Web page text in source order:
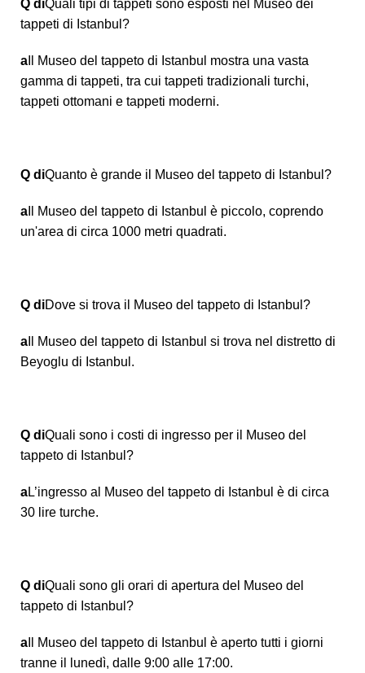
Q diQuali tipi di tappeti sono esposti nel Museo dei
tappeti di Istanbul?
a Il Museo del tappeto di Istanbul mostra una vasta
gamma di tappeti, tra cui tappeti tradizionali turchi,
tappeti ottomani e tappeti moderni.
Q diQuanto è grande il Museo del tappeto di Istanbul?
a Il Museo del tappeto di Istanbul è piccolo, coprendo
un'area di circa 1000 metri quadrati.
Q diDove si trova il Museo del tappeto di Istanbul?
a Il Museo del tappeto di Istanbul si trova nel distretto di
Beyoglu di Istanbul.
Q diQuali sono i costi di ingresso per il Museo del
tappeto di Istanbul?
aL’ingresso al Museo del tappeto di Istanbul è di circa
30 lire turche.
Q diQuali sono gli orari di apertura del Museo del
tappeto di Istanbul?
a Il Museo del tappeto di Istanbul è aperto tutti i giorni
tranne il lunedì, dalle 9:00 alle 17:00.